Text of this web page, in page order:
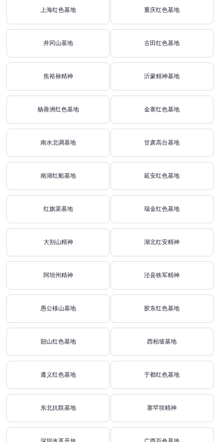
上海红色基地 重庆红色基地
井冈山基地 古田红色基地
焦裕禄精神 沂蒙精神基地
杨善洲红色基地 金寨红色基地
南水北调基地 甘肃高台基地
南湖红船基地 延安红色基地
红旗渠基地 瑞金红色基地
大别山精神 湖北红安精神
阿坝州精神 泾县铁军精神
愚公移山基地 胶东红色基地
韶山红色基地 西柏坡基地
遵义红色基地 于都红色基地
东北抗联基地 塞罕坝精神